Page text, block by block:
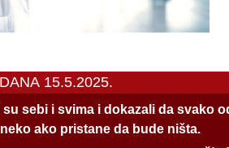
15.5.2025.
su sebi i svima i dokazali da svako
ako pristane da bude ništa.